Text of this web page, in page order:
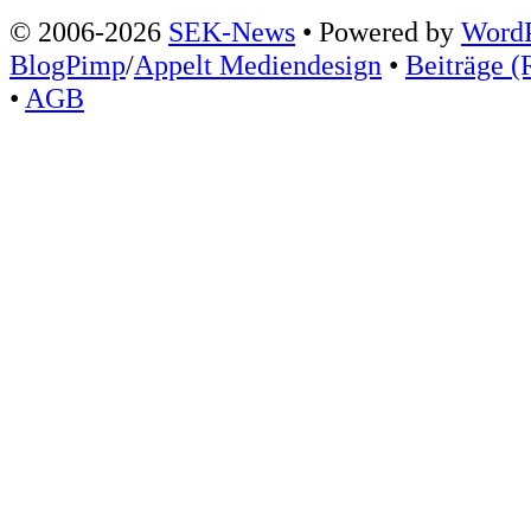
© 2006-2026 SEK-News • Powered by
BlogPimp/Appelt Mediendesign • Beiträge
• AGB